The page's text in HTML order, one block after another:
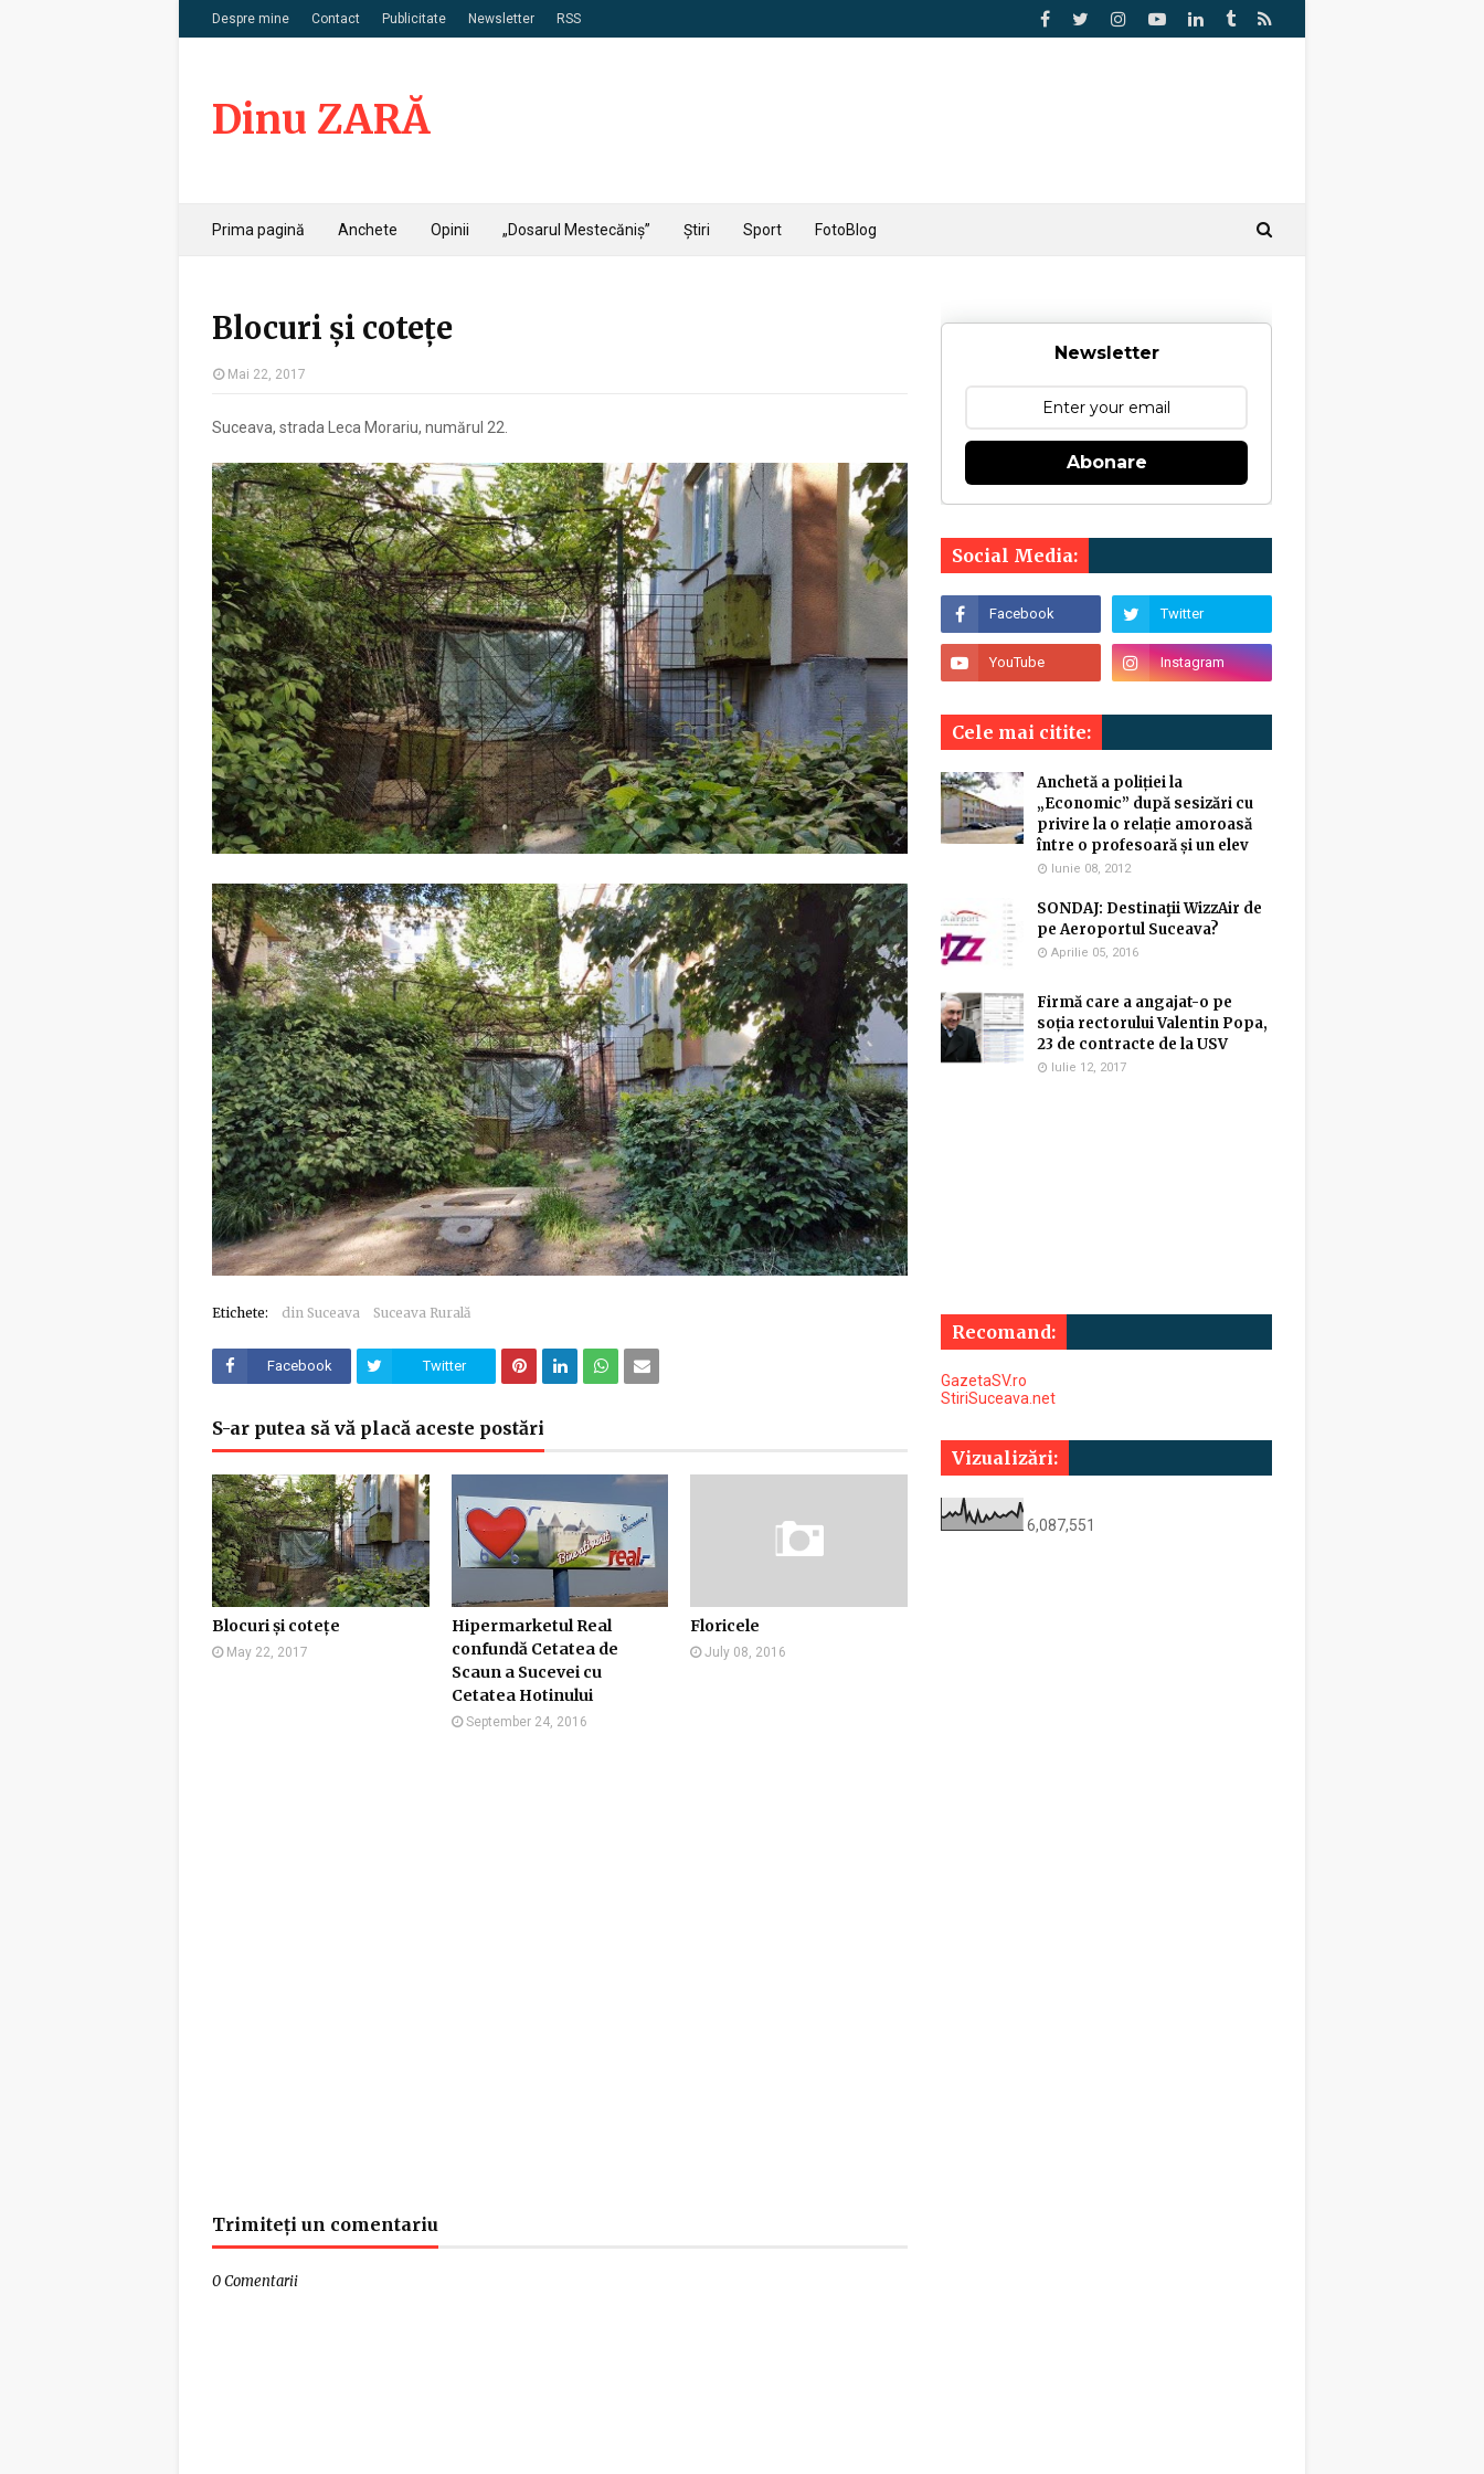
Despre mine Contact Publicitate Newsletter RSS
Dinu ZARĂ
Prima pagină Anchete Opinii „Dosarul Mestecăniș” Știri Sport FotoBlog
Blocuri și cotețe
Mai 22, 2017
Suceava, strada Leca Morariu, numărul 22.
Etichete: din Suceava Suceava Rurală
Facebook Twitter
S-ar putea să vă placă aceste postări
Blocuri și cotețe
May 22, 2017
Hipermarketul Real
confundă Cetatea de
Scaun a Sucevei cu
Cetatea Hotinului
September 24, 2016
Floricele
July 08, 2016
Trimiteți un comentariu
0 Comentarii
Newsletter
Abonare
Social Media:
Cele mai citite:
Anchetă a poliției la
„Economic” după sesizări cu
privire la o relație amoroasă
între o profesoară și un elev
Iunie 08, 2012
SONDAJ: Destinaţii WizzAir de
pe Aeroportul Suceava?
Aprilie 05, 2016
Firmă care a angajat-o pe
soția rectorului Valentin Popa,
23 de contracte de la USV
Iulie 12, 2017
Recomand:
GazetaSV.ro
StiriSuceava.net
Vizualizări:
6,087,551